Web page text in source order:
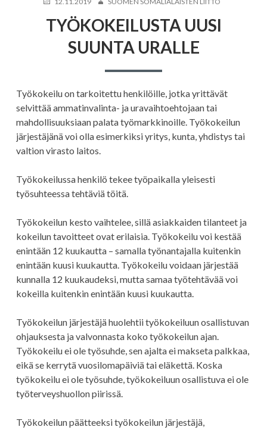
TYÖKOKEILUSTA UUSI
SUUNTA URALLE
Työkokeilu on tarkoitettu henkilöille, jotka yrittävät
selvittää ammatinvalinta- ja uravaihtoehtojaan tai
mahdollisuuksiaan palata työmarkkinoille. Työkokeilun
järjestäjänä voi olla esimerkiksi yritys, kunta, yhdistys tai
valtion virasto laitos.
Työkokeilussa henkilö tekee työpaikalla yleisesti
työsuhteessa tehtäviä töitä.
Työkokeilun kesto vaihtelee, sillä asiakkaiden tilanteet ja
kokeilun tavoitteet ovat erilaisia. Työkokeilu voi kestää
enintään 12 kuukautta – samalla työnantajalla kuitenkin
enintään kuusi kuukautta. Työkokeilu voidaan järjestää
kunnalla 12 kuukaudeksi, mutta samaa työtehtävää voi
kokeilla kuitenkin enintään kuusi kuukautta.
Työkokeilun järjestäjä huolehtii työkokeiluun osallistuvan
ohjauksesta ja valvonnasta koko työkokeilun ajan.
Työkokeilu ei ole työsuhde, sen ajalta ei makseta palkkaa,
eikä se kerrytä vuosilomapäiviä tai eläkettä. Koska
työkokeilu ei ole työsuhde, työkokeiluun osallistuva ei ole
työterveyshuollon piirissä.
Työkokeilun päätteeksi työkokeilun järjestäjä,